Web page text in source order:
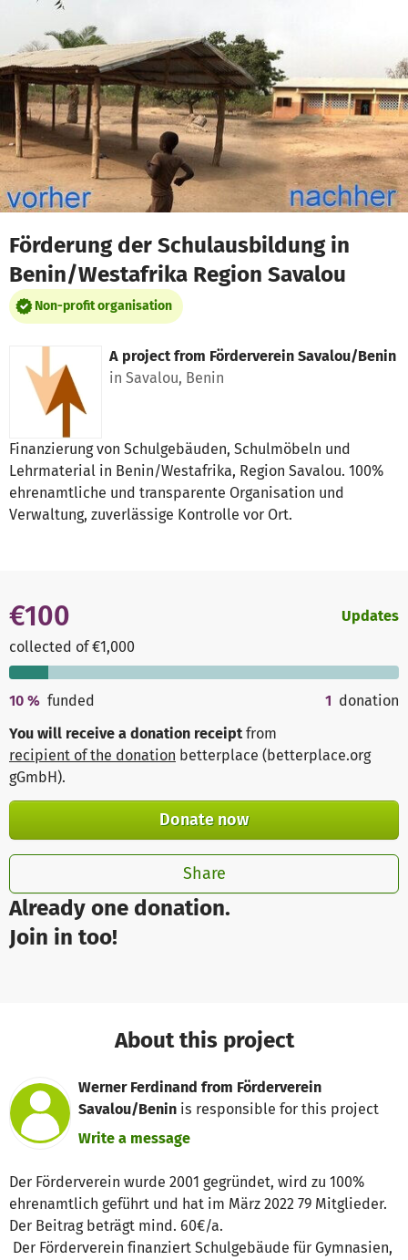
Skip to main content
Show accessibility statement
Förderung der Schulausbildung in
Benin/Westafrika Region Savalou
Non-profit organisation
A project from Förderverein Savalou/Benin
in Savalou, Benin
Finanzierung von Schulgebäuden, Schulmöbeln und
Lehrmaterial in Benin/Westafrika, Region Savalou. 100%
ehrenamtliche und transparente Organisation und
Verwaltung, zuverlässige Kontrolle vor Ort.
Already one donation.
Join in too!
€100
collected of €1,000
Updates
10 % funded 1 donation
You will receive a donation receipt from
recipient of the donation betterplace (betterplace.org
gGmbH).
Donate now
Share
About this project
Werner Ferdinand from Förderverein
Savalou/Benin is responsible for this project
Write a message
Der Förderverein wurde 2001 gegründet, wird zu 100%
ehrenamtlich geführt und hat im März 2022 79 Mitglieder.
Der Beitrag beträgt mind. 60€/a.
Der Förderverein finanziert Schulgebäude für Gymnasien,